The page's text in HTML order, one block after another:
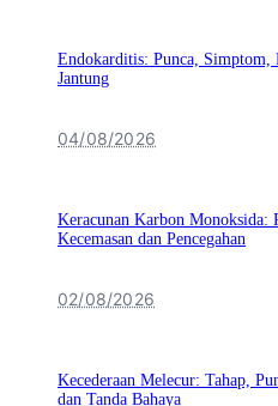
Endokarditis: Punca, Simptom,
Jantung
04/08/2026
Keracunan Karbon Monoksida:
Kecemasan dan Pencegahan
02/08/2026
Kecederaan Melecur: Tahap,
dan Tanda Bahaya